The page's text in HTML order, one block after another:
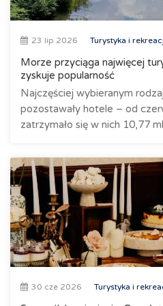
23 lip 2026 Turystyka i
Morze przyciąga najwięcej
zyskuje popularność
Najczęściej wybieranym
pozostawały hotele – od
zatrzymało się w nich 10,77
30 cze 2026 Turystyka i